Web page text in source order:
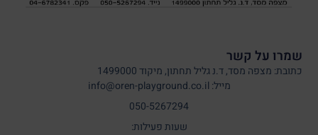
שמרו על קשר
כתובת: מצפה מסד, ד.נ גליל תחתון, מיקוד 1499000
מייל: info@oren-playground.co.il
050-5267294
שעות פעילות: